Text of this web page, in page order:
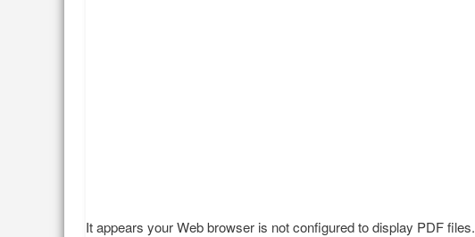
It appears your Web browser is not configured to display PDF files.